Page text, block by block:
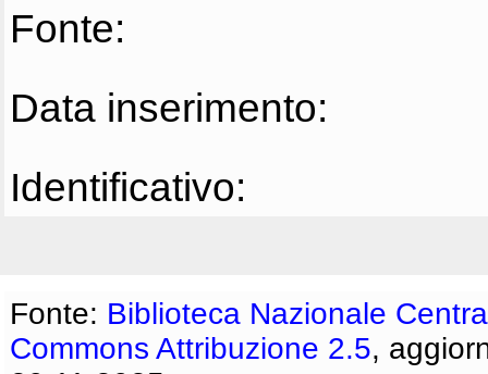
Fonte:
Data inserimento:
Identificativo:
Fonte: Biblioteca Nazionale
Commons Attribuzione 2.5,